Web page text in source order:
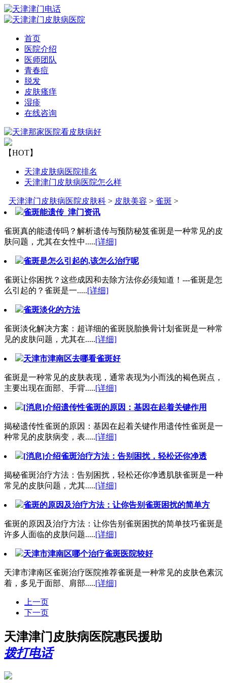
首页
医院介绍
医师团队
青春痘
脱发
皮肤瘙痒
湿疹
在线咨询
【HOT】
天津皮肤病医院排名
天津津门皮肤病医院怎么样
天津津门皮肤病医院皮肤科> 皮肤美容 > 雀斑 >
雀斑能遗传_津门资讯
雀斑真的能遗传吗？解析遗传与预防秘笈雀斑是一种常见的皮
肤问题，尤其在女性中.....[详细]
雀斑是怎么引起的,该怎么治疗呢
雀斑让你困扰？这些成因和去除方法你必须知道！---雀斑是怎
么引起的？雀斑是一.....[详细]
雀斑淡化的方法
雀斑淡化解决方案：超详细的雀斑脱胎换骨计划雀斑是一种常
见的皮肤问题，尤其在.....[详细]
天津市津南区去哪看雀斑好
雀斑是一种常见的皮肤表现，通常表现为小而浅的褐色斑点，
主要出现在面部、手背.....[详细]
[消息]介绍遗传性雀斑的原因：基因在起着关键作用
揭秘遗传性雀斑的原因：基因在起着关键作用遗传性雀斑是一
种常见的皮肤病变，表.....[详细]
[消息]介绍雀斑治疗方法：告别困扰，轻松还你净透
揭秘雀斑治疗方法：告别困扰，轻松还你净透肌肤雀斑是一种
常见的皮肤问题，尤其.....[详细]
雀斑的原因及治疗方法：让你告别雀斑困扰的简单方
雀斑的原因及治疗方法：让你告别雀斑困扰的简单技巧雀斑是
许多人面临的皮肤问题.....[详细]
天津市津南区哪个治疗雀斑医院较好
天津市津南区雀斑治疗医院推荐雀斑是一种常见的皮肤色素沉
着，多见于面部、肩部.....[详细]
上一页
下一页
天津津门皮肤病医院惠民援助
拨打电话